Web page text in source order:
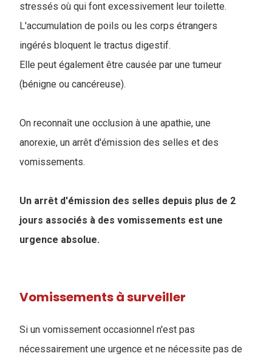
stressés où qui font excessivement leur toilette.
L'accumulation de poils ou les corps étrangers
ingérés bloquent le tractus digestif.
Elle peut également être causée par une tumeur
(bénigne ou cancéreuse).
On reconnaît une occlusion à une apathie, une
anorexie, un arrêt d'émission des selles et des
vomissements.
Un arrêt d'émission des selles depuis plus de 2
jours associés à des vomissements est une
urgence absolue.
Vomissements à surveiller
Si un vomissement occasionnel n'est pas
nécessairement une urgence et ne nécessite pas de